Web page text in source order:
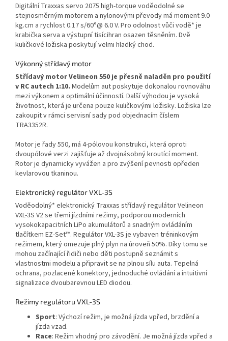
Digitální Traxxas servo 2075 high-torque voděodolné se
stejnosměrným motorem a nylonovými převody má moment 9.0
kg.cm a rychlost 0.17 s/60°@ 6.0 V. Pro odolnost vůči vodě* je
krabička serva a výstupní tisícihran osazen těsněním. Dvě
kuličkové ložiska poskytují velmi hladký chod.
Výkonný střídavý motor
Střídavý motor Velineon 550 je přesně naladěn pro použití
v RC autech 1:10. Modelům aut poskytuje dokonalou rovnováhu
mezi výkonem a optimální účinností. Další výhodou je vysoká
životnost, která je určena pouze kuličkovými ložisky. Ložiska lze
zakoupit v rámci servisní sady pod objednacím číslem
TRA3352R.
Motor je řady 550, má 4-pólovou konstrukci, která oproti
dvoupólové verzi zajišťuje až dvojnásobný kroutící moment.
Rotor je dynamicky vyvážen a pro zvýšení pevnosti opředen
kevlarovou tkaninou.
Elektronický regulátor VXL-3S
Voděodolný* elektronický Traxxas střídavý regulátor Velineon
VXL-3S V2 se třemi jízdními režimy, podporou moderních
vysokokapacitních LiPo akumulátorů a snadným ovládáním
tlačítkem EZ-Set™. Regulátor VXL-3S je vybaven tréninkovým
režimem, který omezuje plný plyn na úroveň 50%. Díky tomu se
mohou začínající řidiči nebo děti postupně seznámit s
vlastnostmi modelu a připravit se na plnou sílu auta. Tepelná
ochrana, pozlacené konektory, jednoduché ovládání a intuitivní
signalizace dvoubarevnou LED diodou.
Režimy regulátoru VXL-3S
Sport: Výchozí režim, je možná jízda vpřed, brzdění a
jízda vzad.
Race: Režim vhodný pro závodění. Je možná jízda vpřed a